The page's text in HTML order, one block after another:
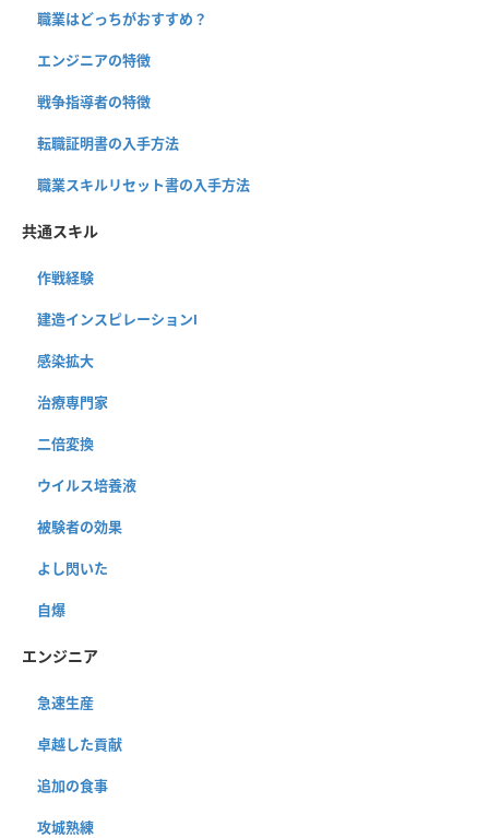
職業はどっちがおすすめ？
エンジニアの特徴
戦争指導者の特徴
転職証明書の入手方法
職業スキルリセット書の入手方法
共通スキル
作戦経験
建造インスピレーションⅠ
感染拡大
治療専門家
二倍変換
ウイルス培養液
被験者の効果
よし閃いた
自爆
エンジニア
急速生産
卓越した貢献
追加の食事
攻城熟練